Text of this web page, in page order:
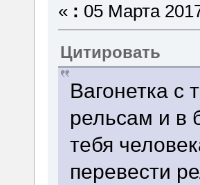
« : 05 Марта
Цитировать
Вагонетка
рельсам и в
тебя
перевести